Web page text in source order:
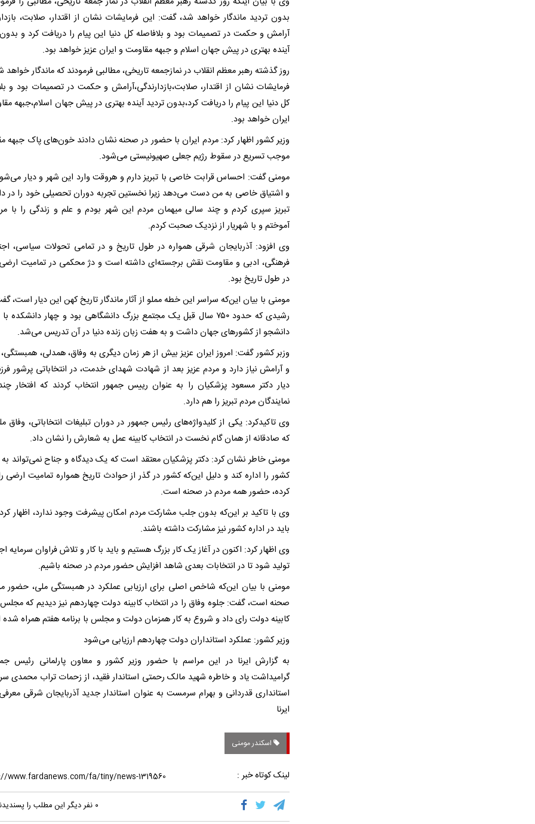
بدون تردید ماندگار خواهد شد، گفت: این فرمایشات نشان از اقتدار، صلابت،
آرامش و حکمت در تصمیمات بود و بلافاصله کل دنیا این پیام را دریافت کرد و
آینده بهتری در پیش جهان اسلام و جبهه مقاومت و ایران عزیز خواهد بود.
روز گذشته رهبر معظم انقلاب در نمازجمعه تاریخی، مطالبی فرمودند که ماندگار خواهد
فرمایشات نشان از اقتدار، صلابت،بازدارندگی،آرامش و حکمت در تصمیمات بود و
کل دنیا این پیام را دریافت کرد،بدون تردید آینده بهتری در پیش جهان اسلام،جبهه
ایران خواهد بود.
وزیر کشور اظهار کرد: مردم ایران با حضور در صحنه نشان دادند خون‌های پاک جبهه
موجب تسریع در سقوط رژیم جعلی صهیونیستی می‌شود.
مومنی گفت: احساس قرابت خاصی با تبریز دارم و هروقت وارد این شهر و دیار
و اشتیاق خاصی به من دست می‌دهد زیرا نخستین تجربه دوران تحصیلی خود را در
تبریز سپری کردم و چند سالی میهمان مردم این شهر بودم و علم و زندگی را با
آموختم و با شهریار از نزدیک صحبت کردم.
وی افزود: آذربایجان شرقی همواره در طول تاریخ و در تمامی تحولات سیاسی،
فرهنگی، ادبی و مقاومت نقش برجسته‌ای داشته است و دژ محکمی در تمامیت ارضی
در طول تاریخ بود.
مومنی با بیان این‌که سراسر این خطه مملو از آثار ماندگار تاریخ کهن این دیار است،
دانشجو از کشورهای جهان داشت و به هفت زبان زنده دنیا در آن تدریس می‌شد.
وزبر کشور گفت: امروز ایران عزیز بیش از هر زمان دیگری به وفاق، همدلی،
و آرامش نیاز دارد و مردم عزیز بعد از شهادت شهدای خدمت، در انتخاباتی پرشور
دیار دکتر مسعود پزشکیان را به عنوان رییس جمهور انتخاب کردند که افتخار
نمایندگان مردم تبریز را هم دارد.
وی تاکیدکرد: یکی از کلیدواژه‌های رئیس جمهور در دوران تبلیغات انتخاباتی، وفاق
که صادقانه از همان گام نخست در انتخاب کابینه عمل به شعارش را نشان داد.
مومنی خاطر نشان کرد: دکتر پزشکیان معتقد است که یک دیدگاه و جناح نمی‌تواند به
کشور را اداره کند و دلیل این‌که کشور در گذر از حوادث تاریخ همواره تمامیت ارضی
کرده، حضور همه مردم در صحنه است.
وی با تاکید بر این‌که بدون جلب مشارکت مردم امکان پیشرفت وجود ندارد، اظهار
باید در اداره کشور نیز مشارکت داشته باشند.
وی اظهار کرد: اکنون در آغاز یک کار بزرگ هستیم و باید با کار و تلاش فراوان سرمایه
تولید شود تا در انتخابات بعدی شاهد افزایش حضور مردم در صحنه باشیم.
مومنی با بیان این‌که شاخص اصلی برای ارزیابی عملکرد در همبستگی ملی، حضور
صحنه است، گفت: جلوه وفاق را در انتخاب کابینه دولت چهاردهم نیز دیدیم که
کابینه دولت رای داد و شروع به کار همزمان دولت و مجلس با برنامه هفتم همراه
وزیر کشور: عملکرد استانداران دولت چهاردهم ارزیابی می‌شود
به گزارش ایرنا در این مراسم با حضور وزیر کشور و معاون پارلمانی رئیس
گرامیداشت یاد و خاطره شهید مالک رحمتی استاندار فقید، از زحمات تراب محمدی
استانداری قدردانی و بهرام سرمست به عنوان استاندار جدید آذربایجان شرقی
ایرنا
اسکندر مومنی
لینک کوتاه خبر :
۰ نفر دیگر این مطلب را